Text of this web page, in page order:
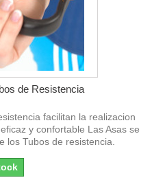
de Resistencia
facilitan la realizacion
y confortable Las Asas se
los Tubos de resistencia.